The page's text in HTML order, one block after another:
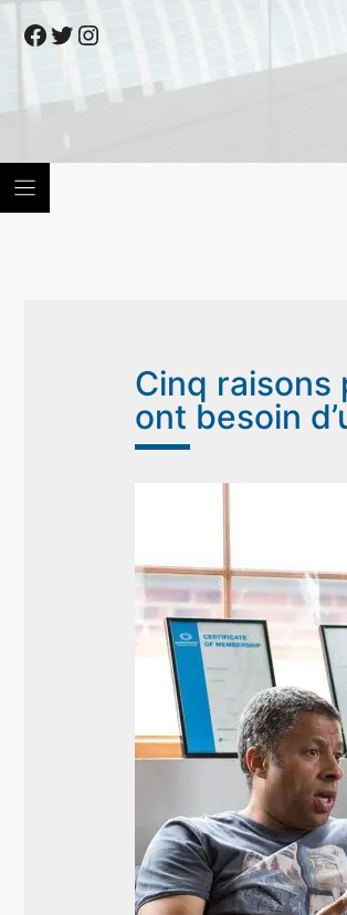
Facebook
Twitter
Instagram
Cinq raisons
ont besoin